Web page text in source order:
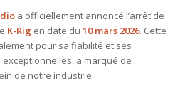
a officiellement annoncé l’arrêt de
K-Rig en date du 10 mars 2026. Cette
pour sa fiabilité et ses
a marqué de
de notre industrie.